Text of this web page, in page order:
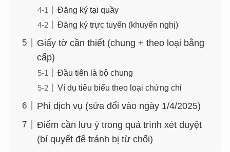
Đăng ký tại quầy
Đăng ký trực tuyến (khuyến nghị)
Giấy tờ cần thiết (chung + theo loại bằng
cấp)
Đầu tiên là bộ chung
Ví dụ tiêu biểu theo loại chứng chỉ
Phí dịch vụ (sửa đổi vào ngày 1/4/2025)
Điểm cần lưu ý trong quá trình xét duyệt
(bí quyết để tránh bị từ chối)